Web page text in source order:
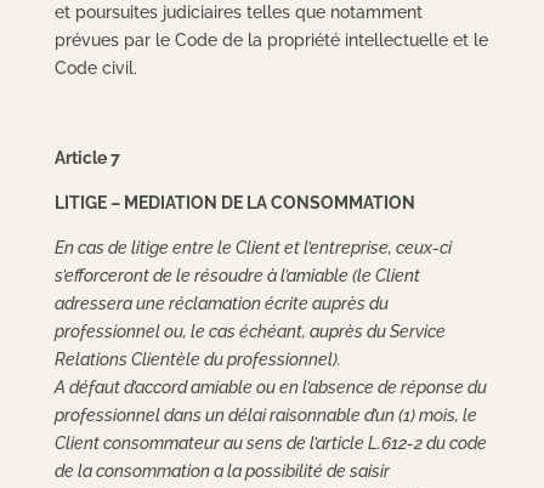
et poursuites judiciaires telles que notamment
prévues par le Code de la propriété intellectuelle et le
Code civil.
Article 7
LITIGE – MEDIATION DE LA CONSOMMATION
En cas de litige entre le Client et l’entreprise, ceux-ci
s’efforceront de le résoudre à l’amiable (le Client
adressera une réclamation écrite auprès du
professionnel ou, le cas échéant, auprès du Service
Relations Clientèle du professionnel).
A défaut d’accord amiable ou en l’absence de réponse du
professionnel dans un délai raisonnable d’un (1) mois, le
Client consommateur au sens de l’article L.612-2 du code
de la consommation a la possibilité de saisir